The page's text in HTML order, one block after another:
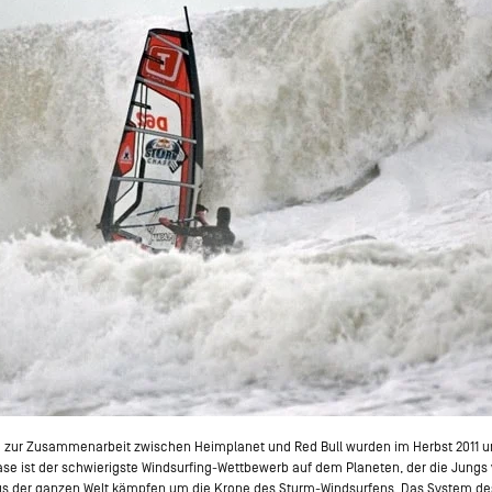
Zusammenarbeit zwischen Heimplanet und Red Bull wurden im Herbst 2011
ist der schwierigste Windsurfing-Wettbewerb auf dem Planeten, der die Jungs